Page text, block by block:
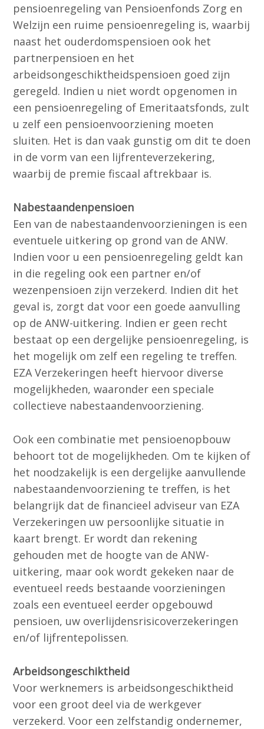
pensioenregeling van Pensioenfonds Zorg en
Welzijn een ruime pensioenregeling is, waarbij
naast het ouderdomspensioen ook het
partnerpensioen en het
arbeidsongeschiktheidspensioen goed zijn
geregeld. Indien u niet wordt opgenomen in
een pensioenregeling of Emeritaatsfonds, zult
u zelf een pensioenvoorziening moeten
sluiten. Het is dan vaak gunstig om dit te doen
in de vorm van een lijfrenteverzekering,
waarbij de premie fiscaal aftrekbaar is.
Nabestaandenpensioen
Een van de nabestaandenvoorzieningen is een
eventuele uitkering op grond van de ANW.
Indien voor u een pensioenregeling geldt kan
in die regeling ook een partner en/of
wezenpensioen zijn verzekerd. Indien dit het
geval is, zorgt dat voor een goede aanvulling
op de ANW-uitkering. Indien er geen recht
bestaat op een dergelijke pensioenregeling, is
het mogelijk om zelf een regeling te treffen.
EZA Verzekeringen heeft hiervoor diverse
mogelijkheden, waaronder een speciale
collectieve nabestaandenvoorziening.
Ook een combinatie met pensioenopbouw
behoort tot de mogelijkheden. Om te kijken of
het noodzakelijk is een dergelijke aanvullende
nabestaandenvoorziening te treffen, is het
belangrijk dat de financieel adviseur van EZA
Verzekeringen uw persoonlijke situatie in
kaart brengt. Er wordt dan rekening
gehouden met de hoogte van de ANW-
uitkering, maar ook wordt gekeken naar de
eventueel reeds bestaande voorzieningen
zoals een eventueel eerder opgebouwd
pensioen, uw overlijdensrisicoverzekeringen
en/of lijfrentepolissen.
Arbeidsongeschiktheid
Voor werknemers is arbeidsongeschiktheid
voor een groot deel via de werkgever
verzekerd. Voor een zelfstandig ondernemer,